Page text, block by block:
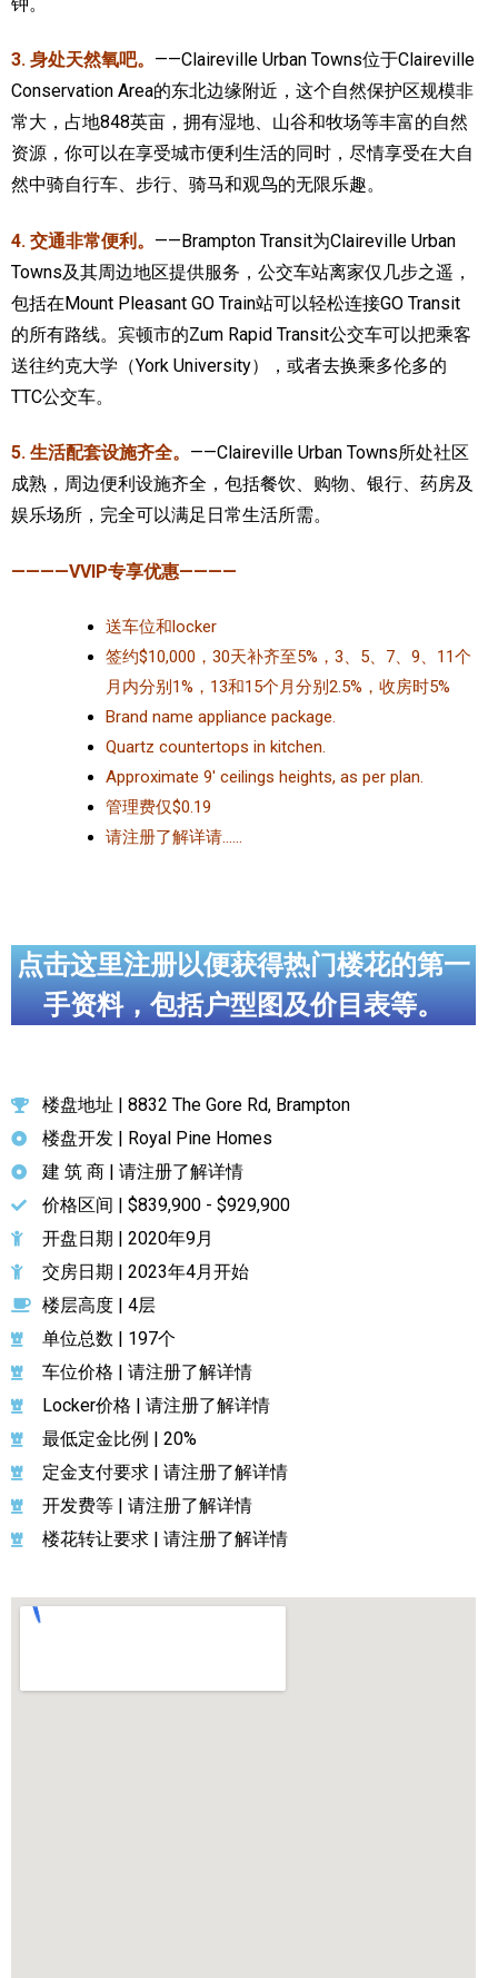
3. 身处天然氧吧。 ——Claireville Urban Towns位于Claireville
Conservation Area的东北边缘附近，这个自然保护区规模非
常大，占地848英亩，拥有湿地、山谷和牧场等丰富的自然
资源，你可以在享受城市便利生活的同时，尽情享受在大自
然中骑自行车、步行、骑马和观鸟的无限乐趣。
4. 交通非常便利。 ——Brampton Transit为Claireville Urban
Towns及其周边地区提供服务，公交车站离家仅几步之遥，
包括在Mount Pleasant GO Train站可以轻松连接GO Transit
的所有路线。宾顿市的Zum Rapid Transit公交车可以把乘客
送往约克大学（York University），或者去换乘多伦多的
TTC公交车。
5. 生活配套设施齐全。 ——Claireville Urban Towns所处社区
成熟，周边便利设施齐全，包括餐饮、购物、银行、药房及
娱乐场所，完全可以满足日常生活所需。
————VVIP专享优惠————
送车位和locker
签约$10,000，30天补齐至5%，3、5、7、9、11个
月内分别1%，13和15个月分别2.5%，收房时5%
Brand name appliance package.
Quartz countertops in kitchen.
Approximate 9′ ceilings heights, as per plan.
管理费仅$0.19
请注册了解详请……
点击这里注册以便获得热门楼花的第一
手资料，包括户型图及价目表等。
楼盘地址 | 8832 The Gore Rd, Brampton
楼盘开发 | Royal Pine Homes
建 筑 商 | 请注册了解详情
价格区间 | $839,900 - $929,900
开盘日期 | 2020年9月
交房日期 | 2023年4月开始
楼层高度 | 4层
单位总数 | 197个
车位价格 | 请注册了解详情
Locker价格 | 请注册了解详情
最低定金比例 | 20%
定金支付要求 | 请注册了解详情
开发费等 | 请注册了解详情
楼花转让要求 | 请注册了解详情